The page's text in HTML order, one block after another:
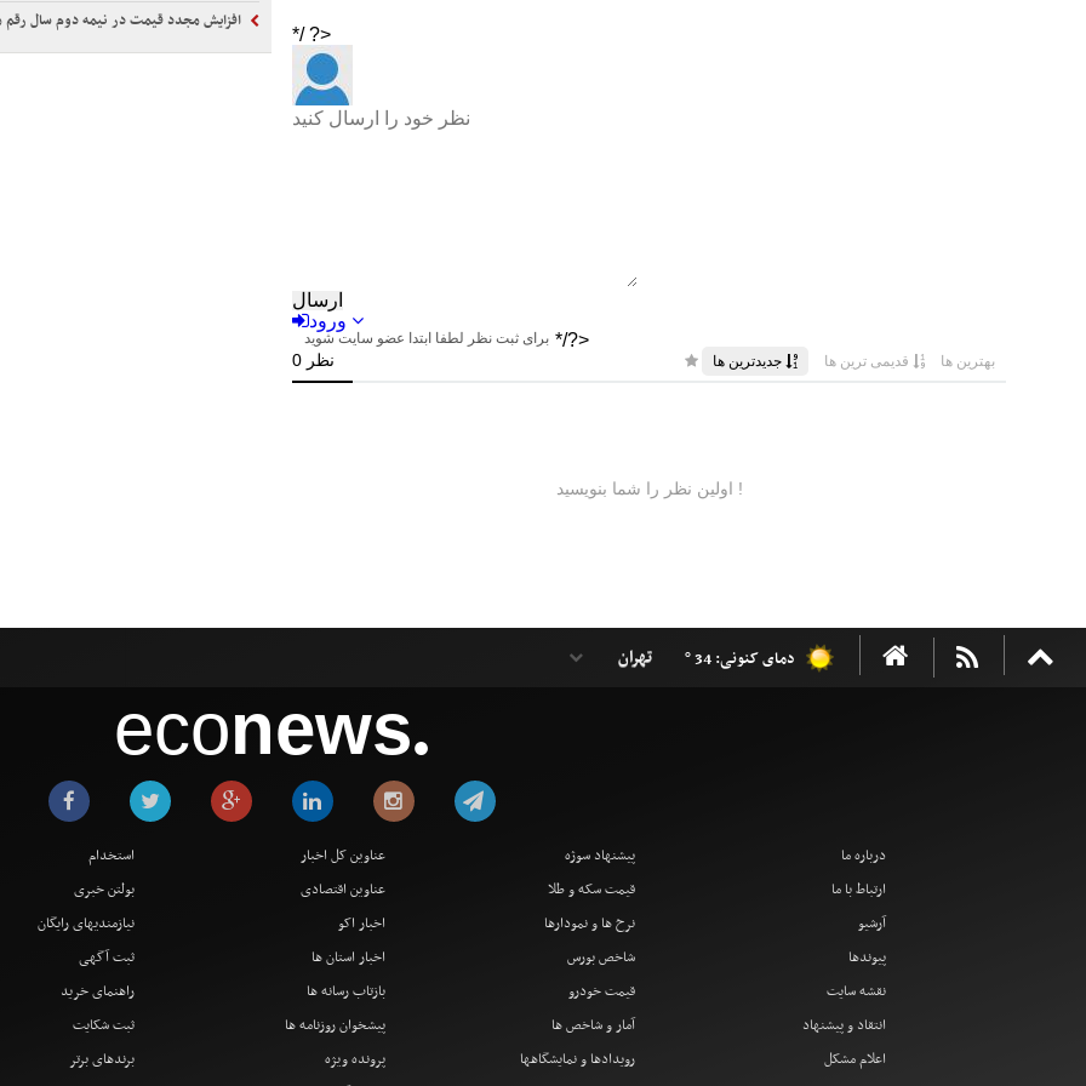
افزایش مجدد قیمت در نیمه دوم سال رقم
دمای کنونی: 34 °
econews●
درباره ما
ارتباط با ما
آرشیو
پیوندها
نقشه سایت
انتقاد و پیشنهاد
اعلام مشکل
پیشنهاد سوژه
قیمت سکه و طلا
نرخ ها و نمودارها
شاخص بورس
قیمت خودرو
آمار و شاخص ها
رویدادها و نمایشگاهها
عناوین کل اخبار
عناوین اقتصادی
اخبار اکو
اخبار استان ها
بازتاب رسانه ها
پیشخوان روزنامه ها
پرونده ویژه
استخدام
بولتن خبری
نیازمندیهای رایگان
ثبت آگهی
راهنمای خرید
ثبت شکایت
برندهای برتر